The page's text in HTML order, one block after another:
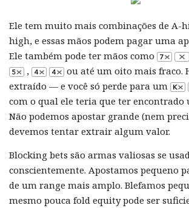
Ele tem muito mais combinações de A-
high, e essas mãos podem pagar uma
Ele também pode ter mãos como
,
ou até um oito mais fraco.
extraído — e você só perde para um
com o qual ele teria que ter encontrado
Não podemos apostar grande (nem
devemos tentar extrair algum valor.
Blocking bets são armas valiosas se
conscientemente. Apostamos pequeno
de um range mais amplo. Blefamos
mesmo pouca fold equity pode ser